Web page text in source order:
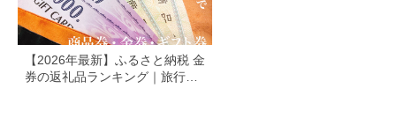
【2026年最新】ふるさと納税 金
券の返礼品ランキング｜旅行